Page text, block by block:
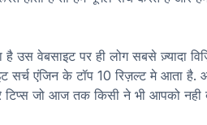
है उस वेबसाइट पर ही लोग सबसे ज़्यादा
सर्च एंजिन के टॉप 10 रिज़ल्ट मे आता
जो आज तक किसी ने भी आपको नही